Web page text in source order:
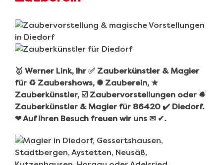
🥇 Werner Link, Ihr ✅ Zauberkünstler & Magier
für ♻ Zaubershows, ✺ Zauberein, ★
Zauberkünstler, ☑️ Zaubervorstellungen oder ✹
Zauberkünstler & Magier für 86420 ✔️ Diedorf.
❤ Auf Ihren Besuch freuen wir uns ✉ ✔.